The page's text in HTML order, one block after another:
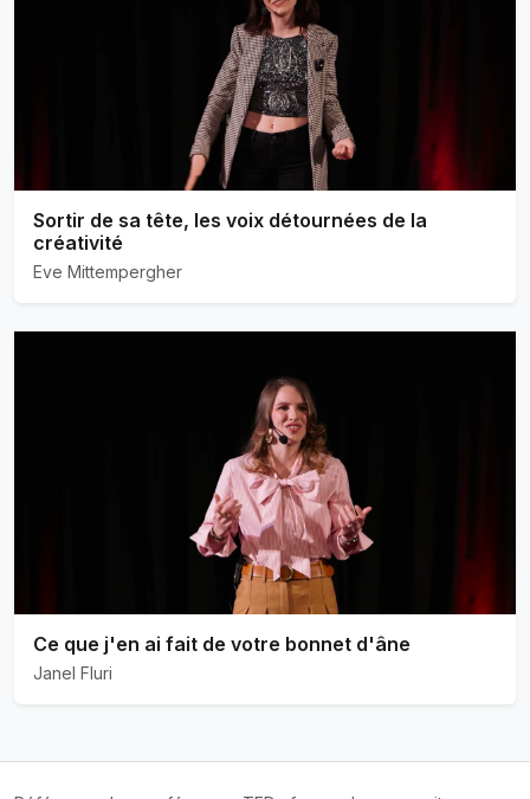
Sortir de sa tête, les voix détournées de la
créativité
Eve Mittempergher
Ce que j'en ai fait de votre bonnet d'âne
Janel Fluri